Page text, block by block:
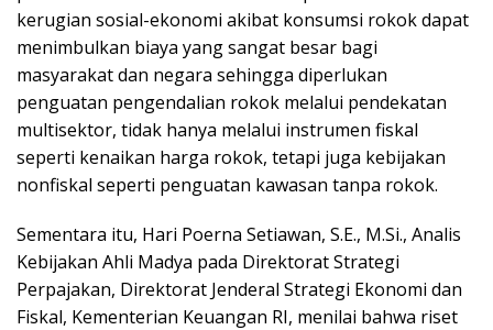
kerugian sosial-ekonomi akibat konsumsi rokok dapat
menimbulkan biaya yang sangat besar bagi
masyarakat dan negara sehingga diperlukan
penguatan pengendalian rokok melalui pendekatan
multisektor, tidak hanya melalui instrumen fiskal
seperti kenaikan harga rokok, tetapi juga kebijakan
nonfiskal seperti penguatan kawasan tanpa rokok.
Sementara itu, Hari Poerna Setiawan, S.E., M.Si., Analis
Kebijakan Ahli Madya pada Direktorat Strategi
Perpajakan, Direktorat Jenderal Strategi Ekonomi dan
Fiskal, Kementerian Keuangan RI, menilai bahwa riset